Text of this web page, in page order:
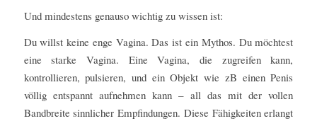
Und mindestens genauso wichtig zu wissen ist:
Du willst keine enge Vagina. Das ist ein Mythos. Du möchtest
eine starke Vagina. Eine Vagina, die zugreifen kann,
kontrollieren, pulsieren, und ein Objekt wie zB einen Penis
völlig entspannt aufnehmen kann – all das mit der vollen
Bandbreite sinnlicher Empfindungen. Diese Fähigkeiten erlangt